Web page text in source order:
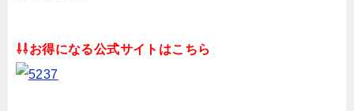
⇩⇩お得になる公式サイトはこちら